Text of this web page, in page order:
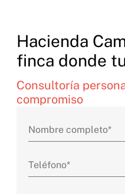
Hacienda
finca donde
Consultoría
compromiso